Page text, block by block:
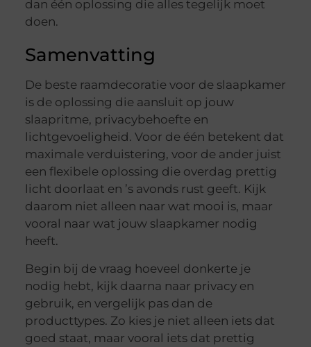
dan één oplossing die alles tegelijk moet
doen.
Samenvatting
De beste raamdecoratie voor de slaapkamer
is de oplossing die aansluit op jouw
slaapritme, privacybehoefte en
lichtgevoeligheid. Voor de één betekent dat
maximale verduistering, voor de ander juist
een flexibele oplossing die overdag prettig
licht doorlaat en ’s avonds rust geeft. Kijk
daarom niet alleen naar wat mooi is, maar
vooral naar wat jouw slaapkamer nodig
heeft.
Begin bij de vraag hoeveel donkerte je
nodig hebt, kijk daarna naar privacy en
gebruik, en vergelijk pas dan de
producttypes. Zo kies je niet alleen iets dat
goed staat, maar vooral iets dat prettig